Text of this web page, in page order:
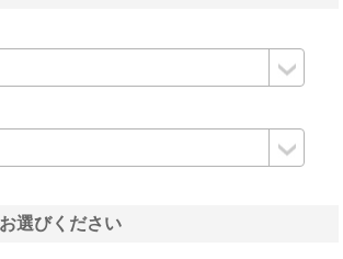
選びください